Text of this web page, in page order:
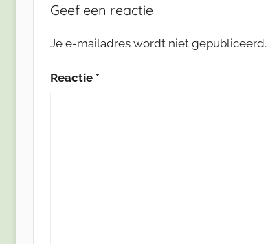
Geef een reactie
Je e-mailadres wordt niet gepubliceerd.
Reactie *